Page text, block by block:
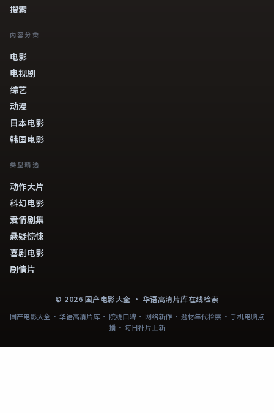
搜索
内容分类
电影
电视剧
综艺
动漫
日本电影
韩国电影
类型精选
动作大片
科幻电影
爱情剧集
悬疑惊悚
喜剧电影
剧情片
© 2026 国产电影大全 · 华语高清片库在线检索
国产电影大全 · 华语高清片库 · 院线口碑 · 网络新作 · 题材年代检索 · 手机电脑点
播 · 每日补片上新